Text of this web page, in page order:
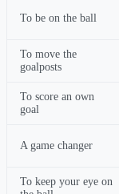
To be on the ball
To move the
goalposts
To score an own
goal
A game changer
To keep your eye on